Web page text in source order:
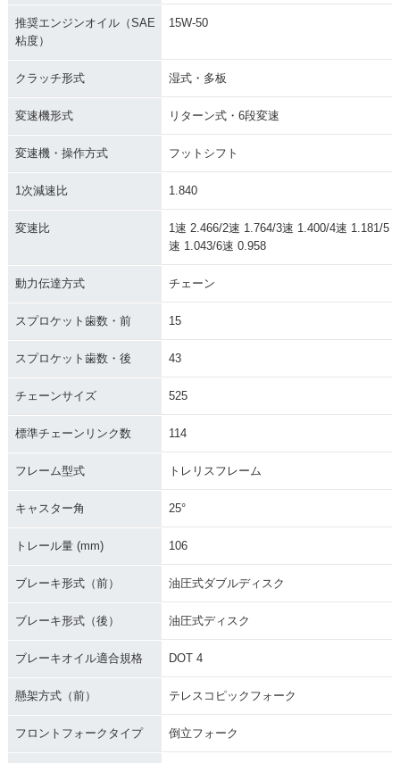
推奨エンジンオイル（SAE
粘度）
15W-50
クラッチ形式 湿式・多板
変速機形式 リターン式・6段変速
変速機・操作方式 フットシフト
1次減速比 1.840
変速比
1速 2.466/2速 1.764/3速 1.400/4速 1.181/5
速 1.043/6速 0.958
動力伝達方式 チェーン
スプロケット歯数・前 15
スプロケット歯数・後 43
チェーンサイズ 525
標準チェーンリンク数 114
フレーム型式 トレリスフレーム
キャスター角 25°
トレール量 (mm) 106
ブレーキ形式（前） 油圧式ダブルディスク
ブレーキ形式（後） 油圧式ディスク
ブレーキオイル適合規格 DOT 4
懸架方式（前） テレスコピックフォーク
フロントフォークタイプ 倒立フォーク